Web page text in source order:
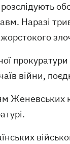
Наразі
війни,
Женевських